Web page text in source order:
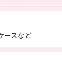
ースなど